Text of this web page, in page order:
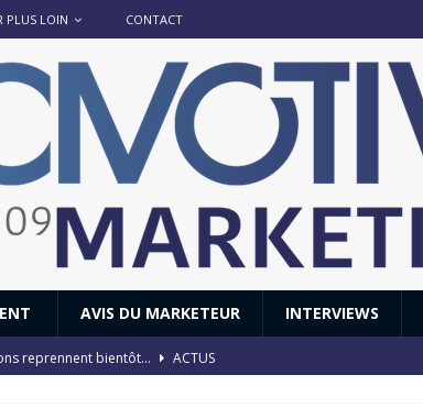
PLUS LOIN CONTACT
AVIS DU MARKETEUR INTERVIEWS
reprennent bientôt…
ACTUS